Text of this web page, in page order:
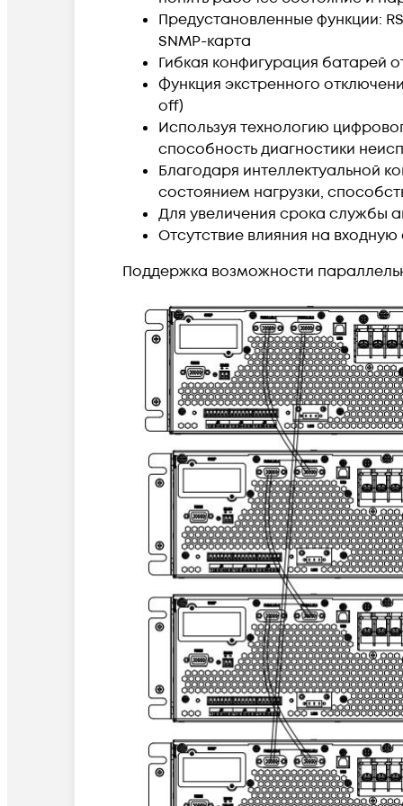
Предустановленные функции:
SNMP-карта
Гибкая конфигурация батарей
Функция экстренного
off)
Используя технологию
способность диагностики
Благодаря интеллектуальной
состоянием нагрузки,
Для увеличения срока службы
Отсутствие влияния на входную
Поддержка возможности